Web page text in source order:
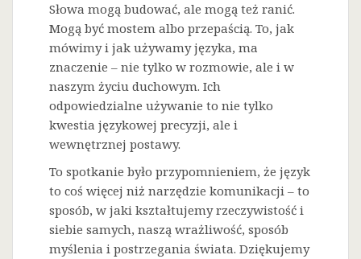
Słowa mogą budować, ale mogą też ranić.
Mogą być mostem albo przepaścią. To, jak
mówimy i jak używamy języka, ma
znaczenie – nie tylko w rozmowie, ale i w
naszym życiu duchowym. Ich
odpowiedzialne używanie to nie tylko
kwestia językowej precyzji, ale i
wewnętrznej postawy.
To spotkanie było przypomnieniem, że język
to coś więcej niż narzędzie komunikacji – to
sposób, w jaki kształtujemy rzeczywistość i
siebie samych, naszą wrażliwość, sposób
myślenia i postrzegania świata. Dziękujemy